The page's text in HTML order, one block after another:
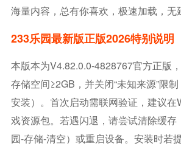
海量内容，总有你喜欢，极速加载，无
233乐园最新版正版2026特别说明
本版本为v4.82.0.0-4828767官方正版
存储空间≥2GB，并关闭“未知来源”限
安装）。首次启动需联网验证，建议
戏资源包。若遇闪退，请尝试清除缓存
园-存储-清空）或重启设备。安装时若